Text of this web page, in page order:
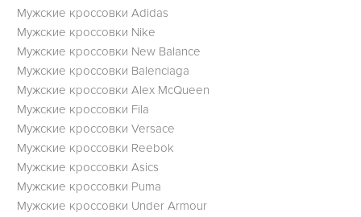
Мужские кроссовки Adidas
Мужские кроссовки Nike
Мужские кроссовки New Balance
Мужские кроссовки Balenciaga
Мужские кроссовки Alex McQueen
Мужские кроссовки Fila
Мужские кроссовки Versace
Мужские кроссовки Reebok
Мужские кроссовки Asics
Мужские кроссовки Puma
Мужские кроссовки Under Armour